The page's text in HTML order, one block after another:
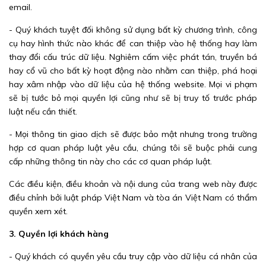
email.
- Quý khách tuyệt đối không sử dụng bất kỳ chương trình, công
cụ hay hình thức nào khác để can thiệp vào hệ thống hay làm
thay đổi cấu trúc dữ liệu. Nghiêm cấm việc phát tán, truyền bá
hay cổ vũ cho bất kỳ hoạt động nào nhằm can thiệp, phá hoại
hay xâm nhập vào dữ liệu của hệ thống website. Mọi vi phạm
sẽ bị tước bỏ mọi quyền lợi cũng như sẽ bị truy tố trước pháp
luật nếu cần thiết.
- Mọi thông tin giao dịch sẽ được bảo mật nhưng trong trường
hợp cơ quan pháp luật yêu cầu, chúng tôi sẽ buộc phải cung
cấp những thông tin này cho các cơ quan pháp luật.
Các điều kiện, điều khoản và nội dung của trang web này được
điều chỉnh bởi luật pháp Việt Nam và tòa án Việt Nam có thẩm
quyền xem xét.
3. Quyền lợi khách hàng
- Quý khách có quyền yêu cầu truy cập vào dữ liệu cá nhân của